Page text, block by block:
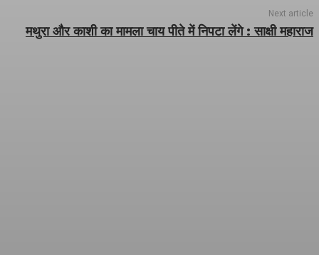
Next article
मथुरा और काशी का मामला चाय पीते में निपटा लेंगे : साक्षी महाराज